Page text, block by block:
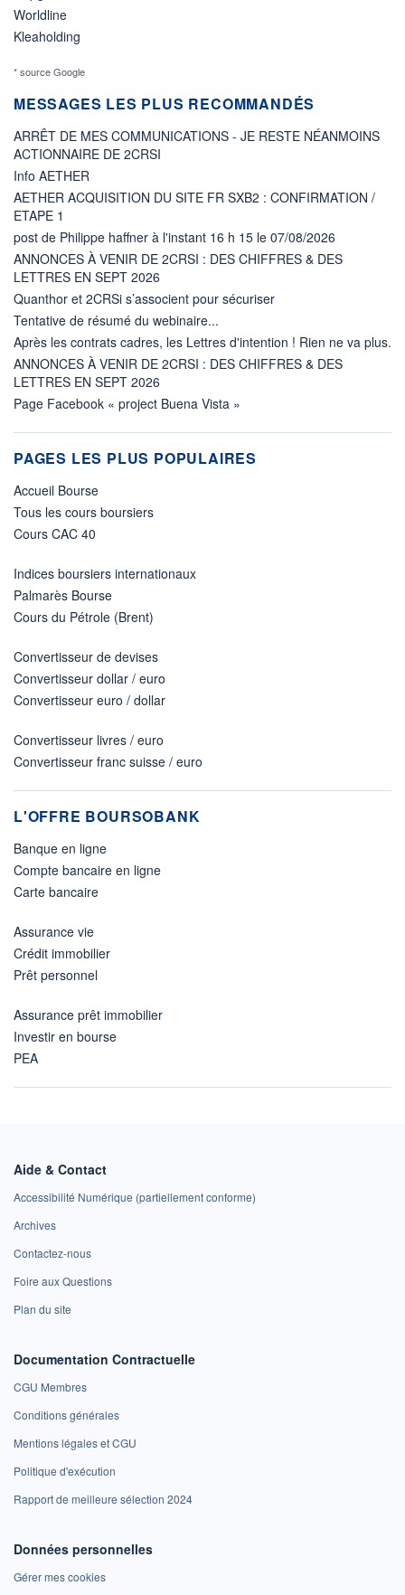
Worldline
Kleaholding
* source Google
MESSAGES LES PLUS RECOMMANDÉS
ARRÊT DE MES COMMUNICATIONS - JE RESTE NÉANMOINS
ACTIONNAIRE DE 2CRSI
Info AETHER
AETHER ACQUISITION DU SITE FR SXB2 : CONFIRMATION /
ETAPE 1
post de Philippe haffner à l'instant 16 h 15 le 07/08/2026
ANNONCES À VENIR DE 2CRSI : DES CHIFFRES & DES
LETTRES EN SEPT 2026
Quanthor et 2CRSi s’associent pour sécuriser
Tentative de résumé du webinaire...
Après les contrats cadres, les Lettres d'intention ! Rien ne va plus.
ANNONCES À VENIR DE 2CRSI : DES CHIFFRES & DES
LETTRES EN SEPT 2026
Page Facebook « project Buena Vista »
PAGES LES PLUS POPULAIRES
Accueil Bourse
Tous les cours boursiers
Cours CAC 40
Indices boursiers internationaux
Palmarès Bourse
Cours du Pétrole (Brent)
Convertisseur de devises
Convertisseur dollar / euro
Convertisseur euro / dollar
Convertisseur livres / euro
Convertisseur franc suisse / euro
L'OFFRE BOURSOBANK
Banque en ligne
Compte bancaire en ligne
Carte bancaire
Assurance vie
Crédit immobilier
Prêt personnel
Assurance prêt immobilier
Investir en bourse
PEA
Aide & Contact
Accessibilité Numérique (partiellement conforme)
Archives
Contactez-nous
Foire aux Questions
Plan du site
Documentation Contractuelle
CGU Membres
Conditions générales
Mentions légales et CGU
Politique d'exécution
Rapport de meilleure sélection 2024
Données personnelles
Gérer mes cookies